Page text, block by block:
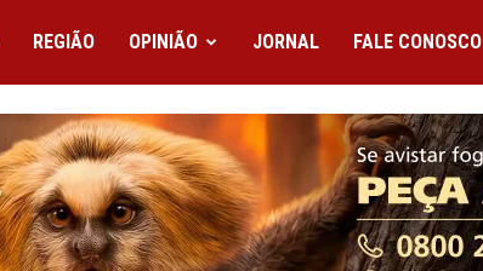
REGIÃO OPINIÃO JORNAL FALE CONOSCO